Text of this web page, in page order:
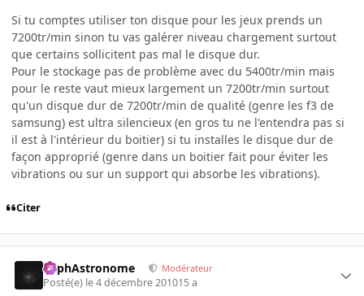
Si tu comptes utiliser ton disque pour les jeux prends un
7200tr/min sinon tu vas galérer niveau chargement surtout
que certains sollicitent pas mal le disque dur.
Pour le stockage pas de problème avec du 5400tr/min mais
pour le reste vaut mieux largement un 7200tr/min surtout
qu'un disque dur de 7200tr/min de qualité (genre les f3 de
samsung) est ultra silencieux (en gros tu ne l'entendra pas si
il est à l'intérieur du boitier) si tu installes le disque dur de
façon approprié (genre dans un boitier fait pour éviter les
vibrations ou sur un support qui absorbe les vibrations).
Citer
RaphAstronome Modérateur
Posté(e) le 4 décembre 201015 a